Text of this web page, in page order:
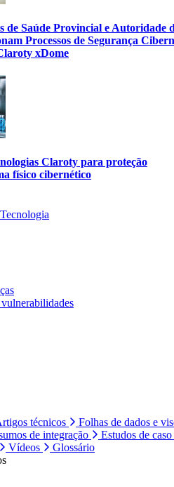
de Saúde Provincial e Autoridade
Processos de Segurança
xDome
Claroty para proteção
físico cibernético
técnicos
Folhas de dados e
de integração
Estudos de caso
Vídeos
Glossário